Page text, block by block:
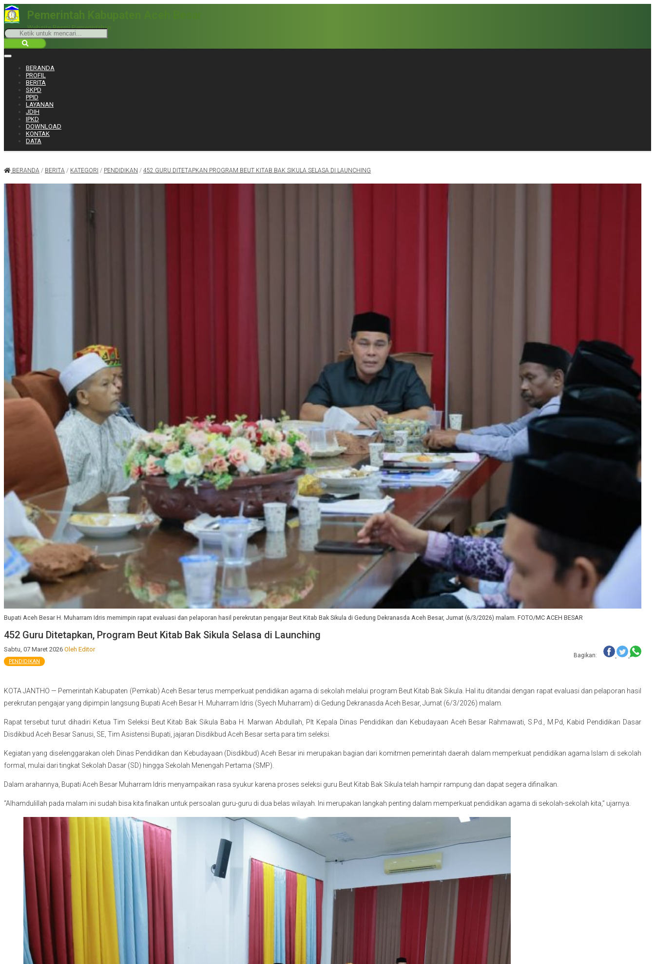
Pemerintah Kabupaten Aceh Besar
Website Resmi Pemerintahan
BERANDA
PROFIL
BERITA
SKPD
PPID
LAYANAN
JDIH
IPKD
DOWNLOAD
KONTAK
DATA
BERANDA / BERITA / KATEGORI / PENDIDIKAN / 452 GURU DITETAPKAN PROGRAM BEUT KITAB BAK SIKULA SELASA DI LAUNCHING
Bupati Aceh Besar H. Muharram Idris memimpin rapat evaluasi dan pelaporan hasil perekrutan pengajar Beut Kitab Bak Sikula di Gedung Dekranasda Aceh Besar, Jumat (6/3/2026) malam. FOTO/MC ACEH BESAR
452 Guru Ditetapkan, Program Beut Kitab Bak Sikula Selasa di Launching
Sabtu, 07 Maret 2026 Oleh Editor
Bagikan:
PENDIDIKAN
KOTA JANTHO — Pemerintah Kabupaten (Pemkab) Aceh Besar terus memperkuat pendidikan agama di sekolah melalui program Beut Kitab Bak Sikula. Hal itu ditandai dengan rapat evaluasi dan pelaporan hasil
perekrutan pengajar yang dipimpin langsung Bupati Aceh Besar H. Muharram Idris (Syech Muharram) di Gedung Dekranasda Aceh Besar, Jumat (6/3/2026) malam.
Rapat tersebut turut dihadiri Ketua Tim Seleksi Beut Kitab Bak Sikula Baba H. Marwan Abdullah, Plt Kepala Dinas Pendidikan dan Kebudayaan Aceh Besar Rahmawati, S.Pd., M.Pd, Kabid Pendidikan Dasar
Disdikbud Aceh Besar Sanusi, SE, Tim Asistensi Bupati, jajaran Disdikbud Aceh Besar serta para tim seleksi.
Kegiatan yang diselenggarakan oleh Dinas Pendidikan dan Kebudayaan (Disdikbud) Aceh Besar ini merupakan bagian dari komitmen pemerintah daerah dalam memperkuat pendidikan agama Islam di sekolah
formal, mulai dari tingkat Sekolah Dasar (SD) hingga Sekolah Menengah Pertama (SMP).
Dalam arahannya, Bupati Aceh Besar Muharram Idris menyampaikan rasa syukur karena proses seleksi guru Beut Kitab Bak Sikula telah hampir rampung dan dapat segera difinalkan.
“Alhamdulillah pada malam ini sudah bisa kita finalkan untuk persoalan guru-guru di dua belas wilayah. Ini merupakan langkah penting dalam memperkuat pendidikan agama di sekolah-sekolah kita,” ujarnya.